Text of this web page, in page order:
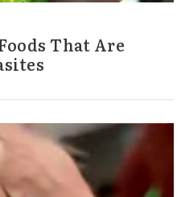
That Are